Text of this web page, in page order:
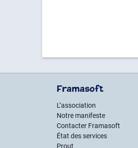
Framasoft
L’association
Notre manifeste
Contacter Framasoft
État des services
Prout